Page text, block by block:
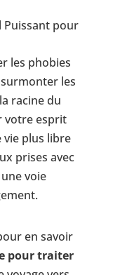
Puissant pour
les phobies
les
racine du
votre esprit
plus libre
prises avec
voie
en savoir
pour traiter